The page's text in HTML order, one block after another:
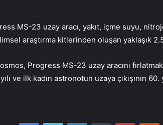
MS-23 uzay aracı, yakıt, içme suyu,
araştırma kitlerinden oluşan yaklaşık
Progress MS-23 uzay aracını
ve ilk kadın astronotun uzaya çıkışının
FacebookTwitter LinkedInTumblr Pinterest